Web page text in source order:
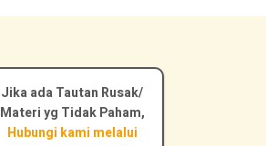
Jika ada Tautan Rusak/
Materi yg Tidak Paham,
Hubungi kami melalui